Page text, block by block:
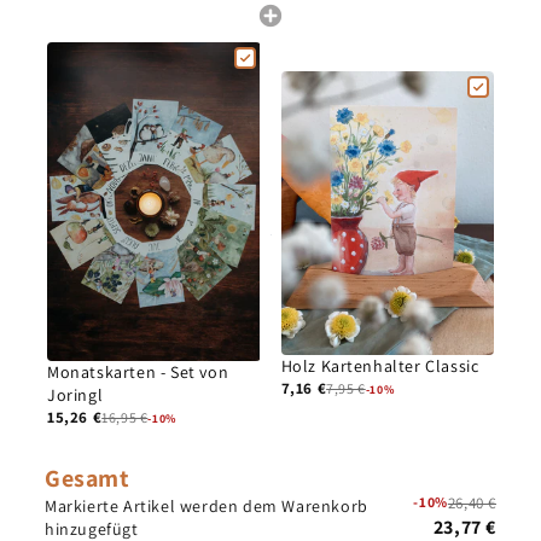
Monatskarten - Set von
Joringl
15,26 €16,95 €-10%
Holz Kartenhalter Classic
7,16 €7,95 €-10%
Gesamt
Markierte Artikel werden dem Warenkorb
hinzugefügt
-10%26,40 €
23,77 €